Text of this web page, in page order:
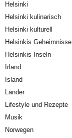
Helsinki
Helsinki kulinarisch
Helsinki kulturell
Helsinkis Geheimnisse
Helsinkis Inseln
Irland
Island
Länder
Lifestyle und Rezepte
Musik
Norwegen